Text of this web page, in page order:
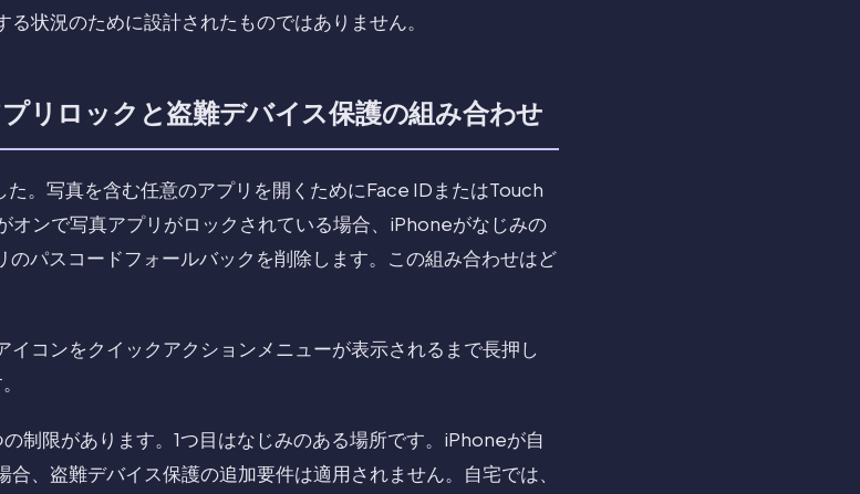
状況のために設計されたものではありません。
リロックと盗難デバイス保護の組み合わせ
た。写真を含む任意のアプリを開くためにFace IDまたはTouch
オンで写真アプリがロックされている場合、iPhoneがなじみの
パスコードフォールバックを削除します。この組み合わせはど
コンをクイックアクションメニューが表示されるまで長押し
制限があります。1つ目はなじみのある場所です。iPhoneが自
、盗難デバイス保護の追加要件は適用されません。自宅では、